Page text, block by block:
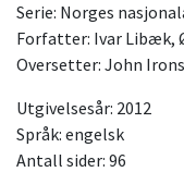
Serie: Norges
Forfatter: Ivar Libæk,
Oversetter: John Irons
Utgivelsesår: 2012
Språk: engelsk
Antall sider: 96